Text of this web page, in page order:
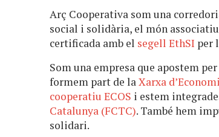
Arç Cooperativa som una
social i solidària, el món
certificada amb el segell EthSI per
Som una empresa que apostem
formem part de laXarxa
cooperatiu ECOS i estem
Catalunya (FCTC). També hem
solidari.